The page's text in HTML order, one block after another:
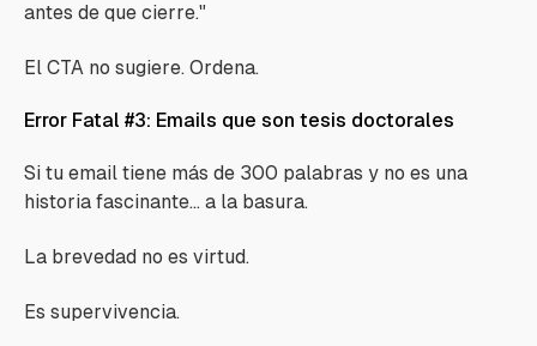
antes de que cierre."
El CTA no sugiere. Ordena.
Error Fatal #3: Emails que son tesis doctorales
Si tu email tiene más de 300 palabras y no es una
historia fascinante... a la basura.
La brevedad no es virtud.
Es supervivencia.